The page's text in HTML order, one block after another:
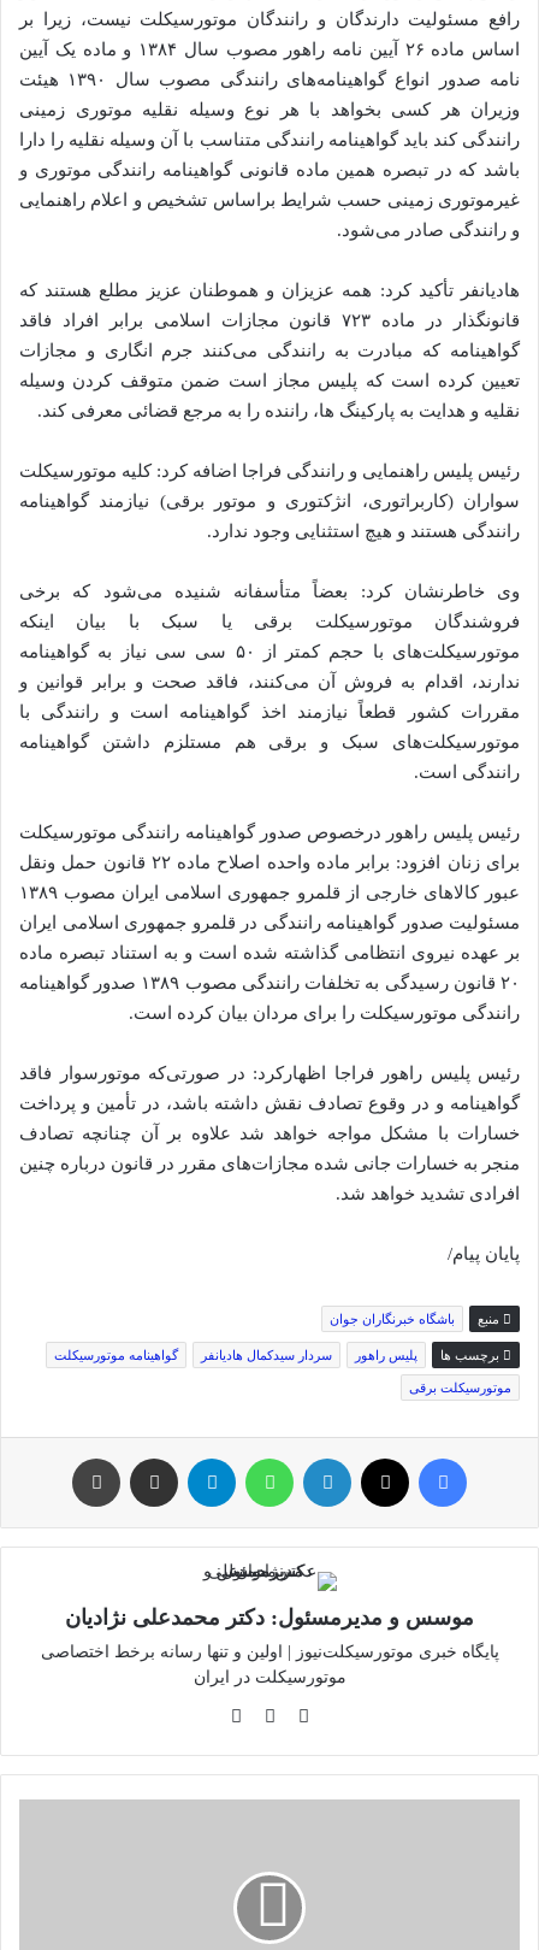
رافع مسئولیت دارندگان و رانندگان موتورسیکلت نیست، زیرا بر
اساس ماده ۲۶ آیین نامه راهور مصوب سال ۱۳۸۴ و ماده یک آیین
نامه صدور انواع گواهینامه‌های رانندگی مصوب سال ۱۳۹۰ هیئت
وزیران هر کسی بخواهد با هر نوع وسیله نقلیه موتوری زمینی
رانندگی کند باید گواهینامه رانندگی متناسب با آن وسیله نقلیه را دارا
باشد که در تبصره همین ماده قانونی گواهینامه رانندگی موتوری و
غیرموتوری زمینی حسب شرایط براساس تشخیص و اعلام راهنمایی
و رانندگی صادر می‌شود.
هادیانفر تأکید کرد: همه عزیزان و هموطنان عزیز مطلع هستند که
قانونگذار در ماده ۷۲۳ قانون مجازات اسلامی برابر افراد فاقد
گواهینامه که مبادرت به رانندگی می‌کنند جرم انگاری و مجازات
تعیین کرده است که پلیس مجاز است ضمن متوقف کردن وسیله
نقلیه و هدایت به پارکینگ ها، راننده را به مرجع قضائی معرفی کند.
رئیس پلیس راهنمایی و رانندگی فراجا اضافه کرد: کلیه موتورسیکلت
سواران (کاربراتوری، انژکتوری و موتور برقی) نیازمند گواهینامه
رانندگی هستند و هیچ استثنایی وجود ندارد.
وی خاطرنشان کرد: بعضاً متأسفانه شنیده می‌شود که برخی
فروشندگان موتورسیکلت برقی یا سبک با بیان اینکه
موتورسیکلت‌های با حجم کمتر از ۵۰ سی سی نیاز به گواهینامه
ندارند، اقدام به فروش آن می‌کنند، فاقد صحت و برابر قوانین و
مقررات کشور قطعاً نیازمند اخذ گواهینامه است و رانندگی با
موتورسیکلت‌های سبک و برقی هم مستلزم داشتن گواهینامه
رانندگی است.
رئیس پلیس راهور درخصوص صدور گواهینامه رانندگی موتورسیکلت
برای زنان افزود: برابر ماده واحده اصلاح ماده ۲۲ قانون حمل ونقل
عبور کالا‌های خارجی از قلمرو جمهوری اسلامی ایران مصوب ۱۳۸۹
مسئولیت صدور گواهینامه رانندگی در قلمرو جمهوری اسلامی ایران
بر عهده نیروی انتظامی گذاشته شده است و به استناد تبصره ماده
۲۰ قانون رسیدگی به تخلفات رانندگی مصوب ۱۳۸۹ صدور گواهینامه
رانندگی موتورسیکلت را برای مردان بیان کرده است.
رئیس پلیس راهور فراجا اظهارکرد: در صورتی‌که موتورسوار فاقد
گواهینامه و در وقوع تصادف نقش داشته باشد، در تأمین و پرداخت
خسارات با مشکل مواجه خواهد شد علاوه بر آن چنانچه تصادف
منجر به خسارات جانی شده مجازات‌های مقرر در قانون درباره چنین
افرادی تشدید خواهد شد.
پایان پیام/
منبع باشگاه خبرنگاران جوان
برچسب ها پلیس راهور سردار سیدکمال هادیانفر گواهینامه موتورسیکلت
موتورسیکلت برقی
فیس بوک لینکدین تلگرام اشتراک گذاری از طریق ایمیل
موسس و مدیرمسئول: دکتر محمدعلی نژادیان
پایگاه خبری موتورسیکلت‌نیوز | اولین و تنها رسانه برخط اختصاصی
موتورسیکلت در ایران
وبسایتلینکدین